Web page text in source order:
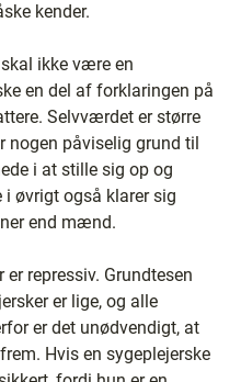
kender.
ikke være en
en del af forklaringen på
Selvværdet er større
nogen påviselig grund til
i at stille sig op og
øvrigt også klarer sig
end mænd.
repressiv. Grundtesen
er lige, og alle
er det unødvendigt, at
Hvis en sygeplejerske